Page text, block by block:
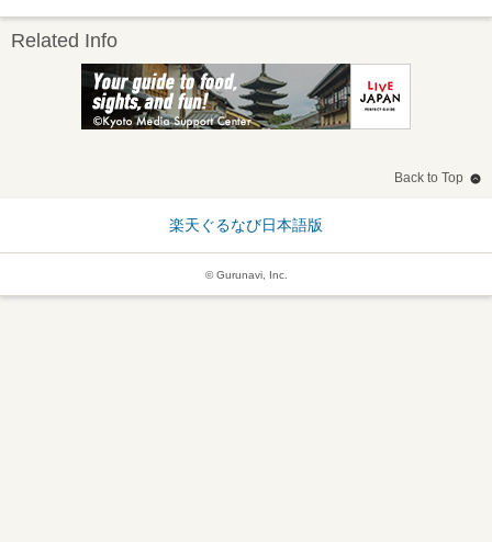
Related Info
Back to Top
楽天ぐるなび日本語版
© Gurunavi, Inc.